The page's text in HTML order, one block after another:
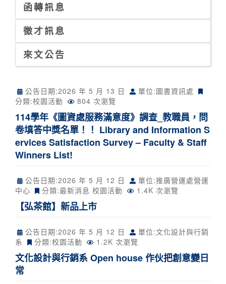
函轉訊息
徵才訊息
來文公告
公告日期:2026 年 5 月 13 日
單位:圖書資訊處
分類:校園活動 804 次瀏覽
114學年《圖資處服務滿意度》調查_教職員，問
卷填答中獎名單！！ Library and Information S
ervices Satisfaction Survey – Faculty & Staff
Winners List!
公告日期:2026 年 5 月 12 日
單位:推廣營運處營運
中心
分類:最新消息 校園活動 1.4K 次瀏覽
【弘茶館】新品上市
公告日期:2026 年 5 月 12 日
單位:文化設計與行銷
系
分類:校園活動 1.2K 次瀏覽
文化設計與行銷系 Open house 作伙把創意變日
常